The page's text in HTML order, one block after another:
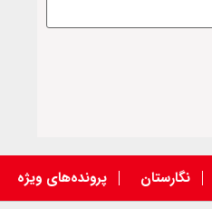
نگارستان پرونده‌های ویژه